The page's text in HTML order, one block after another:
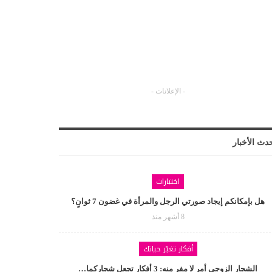
- الإعلانات -
الأخبار
اختبارات
هل بإمكانكم إيجاد صورتي الرجل والمرأة في غضون 7 ثوانٍ؟
8 أشهر منذ
أفكار تغيّر حياتك
الشجار الزوجي أمر لا مفر منه: 3 أفكار تجعل شجاركما…